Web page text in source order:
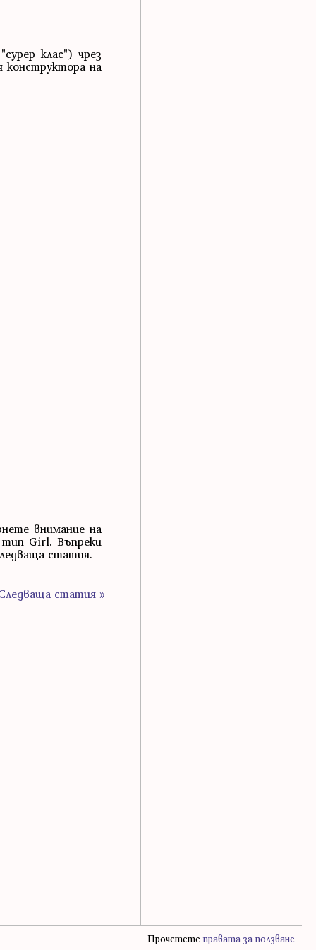
клас") чрез
конструктора на
внимание на
Girl. Въпреки
статия.
статия »
Прочететеправата за ползване